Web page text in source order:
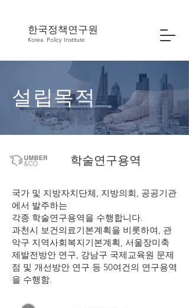
한국정책연구원
Korea Policy Institute
설립목적
학술연구용역
국가 및 지방자치단체, 지방의회, 공공기관
에서 발주하는
각종 학술연구용역을 수행합니다.
​과천시 보건의료기본계획을 비롯하여, 관
악구 지역사회복지기본계획, 서울장미축
제발전방안 연구, 강남구 국제교육원 문제
점 및 개선방안 연구 등 50여건의 연구용역
을 수행함.